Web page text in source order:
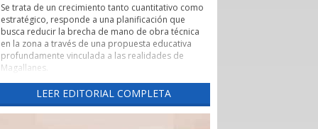
Se trata de un crecimiento tanto cuantitativo como
estratégico, responde a una planificación que
busca reducir la brecha de mano de obra técnica
en la zona a través de una propuesta educativa
profundamente vinculada a las realidades de
Magallanes.
Evaluación de pertinencia y conexión con el sector
productivo forman parte de uno de los pilares de
esta nueva etapa. Según lo explicado por la
LEER EDITORIAL COMPLETA